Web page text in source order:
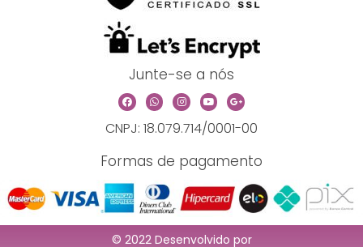
Junte-se a nós
F
a
e
b
o
k
W
h
t
s
p
I
n
t
a
r
a
m
Y
o
t
u
e
G
o
g
-
p
u
s
-
CNPJ: 18.079.714/0001-00
Formas de pagamento
© 2022 Desenvolvido por